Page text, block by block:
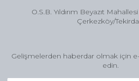
O.S.B. Yıldırım Beyazıt
Çerkezköy/
Gelişmelerden haberdar olmak için
edin.